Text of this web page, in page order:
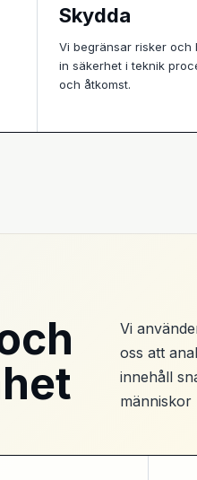
Skydda
Vi begränsar risker och
in säkerhet i teknik
och åtkomst.
Vi
oss att
innehåll
människor